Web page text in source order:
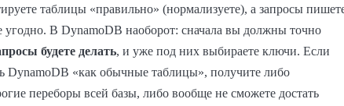
таблицы «правильно» (нормализуете), а запросы
В DynamoDB наоборот: сначала вы должны точно
будете делать, и уже под них выбираете ключи. Если
DynamoDB «как обычные таблицы», получите либо
переборы всей базы, либо вообще не сможете достать